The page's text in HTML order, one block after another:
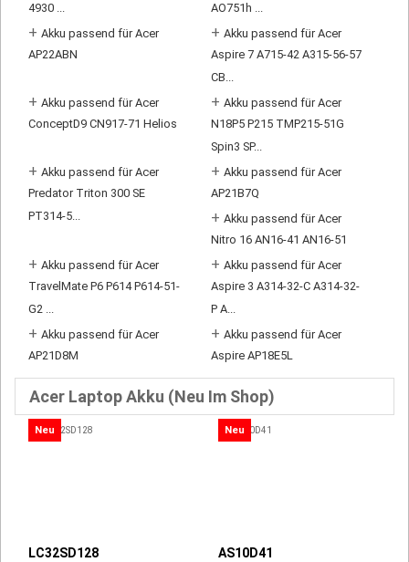
4930 ...
AO751h ...
+ Akku passend für Acer
AP22ABN
+ Akku passend für Acer
Aspire 7 A715-42 A315-56-57
CB...
+ Akku passend für Acer
ConceptD9 CN917-71 Helios
+ Akku passend für Acer
N18P5 P215 TMP215-51G
Spin3 SP...
+ Akku passend für Acer
Predator Triton 300 SE
PT314-5...
+ Akku passend für Acer
AP21B7Q
+ Akku passend für Acer
Nitro 16 AN16-41 AN16-51
+ Akku passend für Acer
TravelMate P6 P614 P614-51-
G2 ...
+ Akku passend für Acer
Aspire 3 A314-32-C A314-32-
P A...
+ Akku passend für Acer
AP21D8M
+ Akku passend für Acer
Aspire AP18E5L
Acer Laptop Akku (Neu Im Shop)
Neu
LC32SD128
Neu
AS10D41